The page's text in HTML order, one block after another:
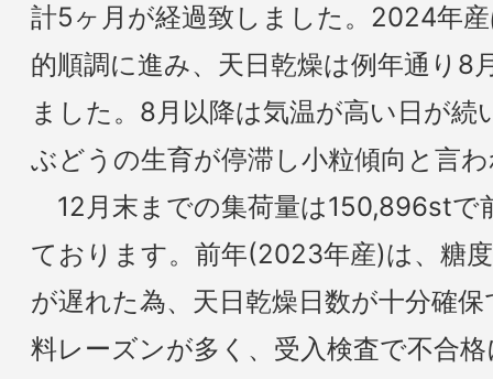
計5ヶ月が経過致しました。2024年
的順調に進み、天日乾燥は例年通り8
ました。8月以降は気温が高い日が続
ぶどうの生育が停滞し小粒傾向と言
12月末までの集荷量は150,896stで
ております。前年(2023年産)は、糖
が遅れた為、天日乾燥日数が十分確
料レーズンが多く、受入検査で不合